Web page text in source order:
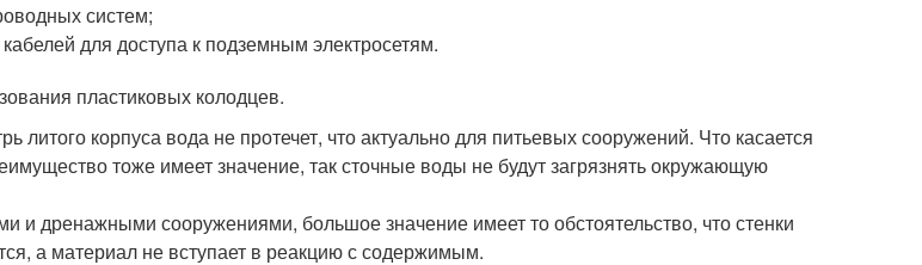
систем;
для доступа к подземным электросетям.
пластиковых колодцев.
литого корпуса вода не протечет, что актуально для питьевых сооружений. Что касается
тоже имеет значение, так сточные воды не будут загрязнять окружающую
и дренажными сооружениями, большое значение имеет то обстоятельство, что стенки
а материал не вступает в реакцию с содержимым.